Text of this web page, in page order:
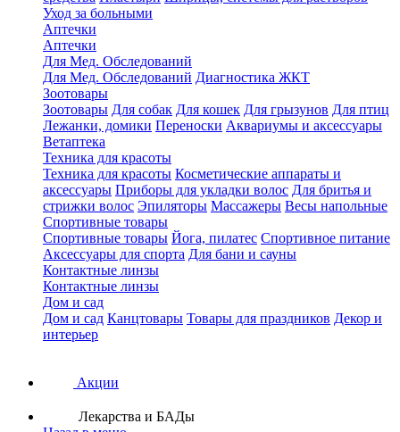
Уход за больными
Аптечки
Аптечки
Для Мед. Обследований
Для Мед. Обследований Диагностика ЖКТ
Зоотовары
Зоотовары Для собак Для кошек Для грызунов Для птиц
Лежанки, домики Переноски Аквариумы и аксессуары
Ветаптека
Техника для красоты
Техника для красоты Косметические аппараты и
аксессуары Приборы для укладки волос Для бритья и
стрижки волос Эпиляторы Массажеры Весы напольные
Спортивные товары
Спортивные товары Йога, пилатес Спортивное питание
Аксессуары для спорта Для бани и сауны
Контактные линзы
Контактные линзы
Дом и сад
Дом и сад Канцтовары Товары для праздников Декор и
интерьер
Акции
Лекарства и БАДы